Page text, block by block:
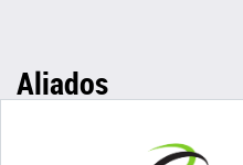
Aliados